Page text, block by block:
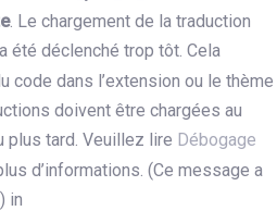
. Le chargement de la traduction
a été déclenché trop tôt. Cela
code dans l’extension ou le thème
doivent être chargées au
plus tard. Veuillez lire Débogage
d’informations. (Ce message a
in